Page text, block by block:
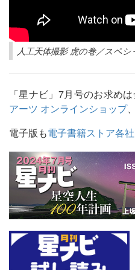
人工天体撮影 虎の巻／スペ
「星ナビ」7月号のお求め
アーツ オンラインショップ、
電子版も電子書籍ストア各社